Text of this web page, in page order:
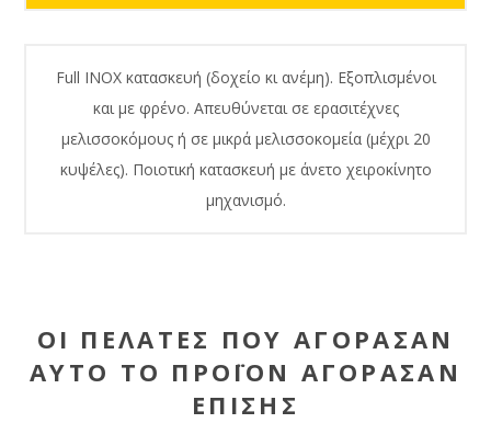
Full INOX κατασκευή (δοχείο κι ανέμη). Εξοπλισμένοι
και με φρένο. Απευθύνεται σε ερασιτέχνες
μελισσοκόμους ή σε μικρά μελισσοκομεία (μέχρι 20
κυψέλες). Ποιοτική κατασκευή με άνετο χειροκίνητο
μηχανισμό.
ΟΙ ΠΕΛΆΤΕΣ ΠΟΥ ΑΓΌΡΑΣΑΝ
ΑΥΤΌ ΤΟ ΠΡΟΪΌΝ ΑΓΌΡΑΣΑΝ
ΕΠΊΣΗΣ